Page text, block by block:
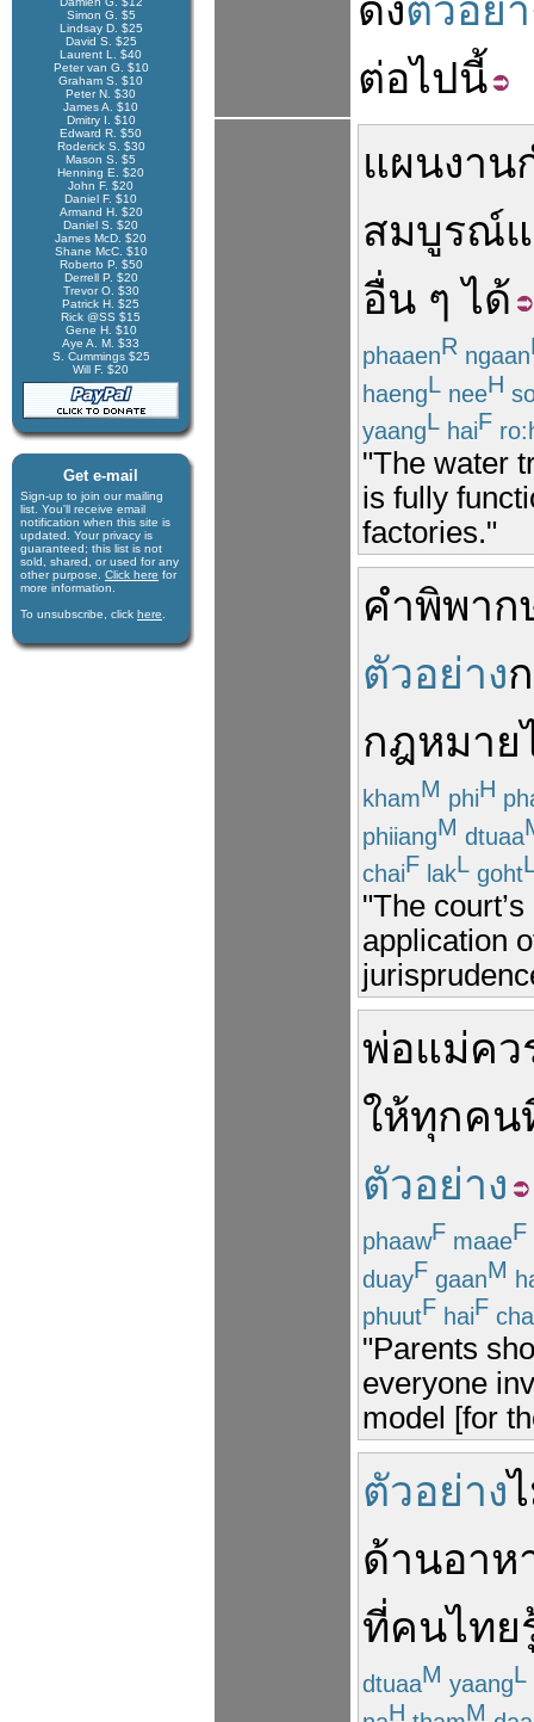
Simon G. $5
Lindsay D. $25
David S. $25
Laurent L. $40
Peter van G. $10
Graham S. $10
Peter N. $30
James A. $10
Dmitry I. $10
Edward R. $50
Roderick S. $30
Mason S. $5
Henning E. $20
John F. $20
Daniel F. $10
Armand H. $20
Daniel S. $20
James McD. $20
Shane McC. $10
Roberto P. $50
Derrell P. $20
Trevor O. $30
Patrick H. $25
Rick @SS $15
Gene H. $10
Aye A. M. $33
S. Cummings $25
Will F. $20
Get e-mail
Sign-up to join our mail­ing
list. You'll receive e­mail
notification when this site is
updated. Your privacy is
guaran­teed; this list is not
sold, shared, or used for any
other purpose. Click here for
more infor­mation.
To unsubscribe, click here
ดังตัวอย่
ต่อไปนี้
แผนงาน
สมบูรณ์
อื่น ๆ ได้
phaaenR ngaan
haengL neeH
yaangL haiF
"The water
is fully
factories."
คำพิพาก
ตัวอย่าง
กฎหมาย
khamM phiH
phiiangM dtuaa
chaiF lakL goht
"The
application
พ่อแม่คว
ให้ทุกคน
ตัวอย่าง
phaawF maaeF
duayF gaanM
phuutF haiF
"Parents
everyone
model [for
ตัวอย่าง
ด้านอาห
ที่คนไทย
dtuaaM yaangL
H M